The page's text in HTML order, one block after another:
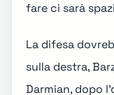
fare ci sarà
La difesa
sulla destra,
Darmian, dopo